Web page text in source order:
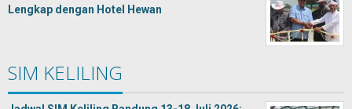
Lengkap dengan Hotel Hewan
SIM KELILING